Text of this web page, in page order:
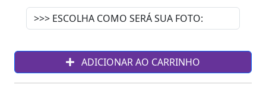
ADICIONAR AO CARRINHO